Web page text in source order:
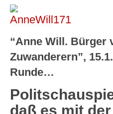
“Anne Will. Bürger
Zuwanderern”,
Runde…
daß es mit